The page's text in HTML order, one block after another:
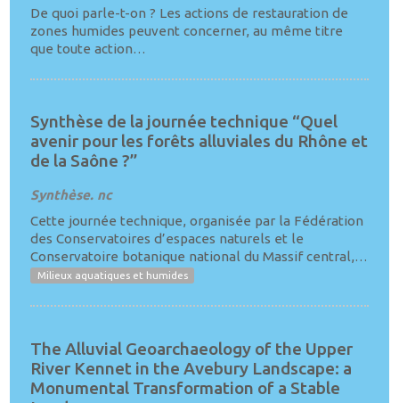
De quoi parle-t-on ? Les actions de restauration de
zones humides peuvent concerner, au même titre
que toute action…
Synthèse de la journée technique “Quel
avenir pour les forêts alluviales du Rhône et
de la Saône ?”
Synthèse. nc
Cette journée technique, organisée par la Fédération
des Conservatoires d’espaces naturels et le
Conservatoire botanique national du Massif central,…
Milieux aquatiques et humides
The Alluvial Geoarchaeology of the Upper
River Kennet in the Avebury Landscape: a
Monumental Transformation of a Stable